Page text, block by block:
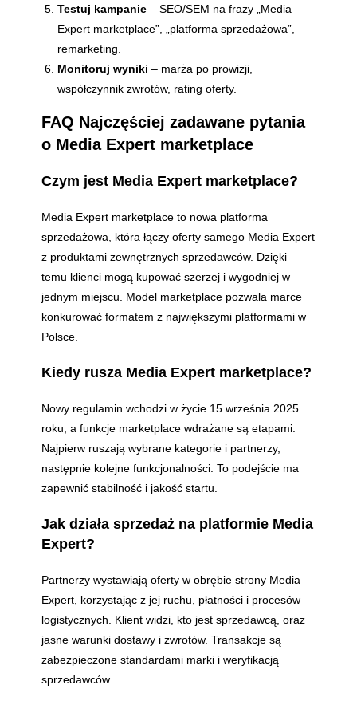
Testuj kampanie – SEO/SEM na frazy „Media
Expert marketplace”, „platforma sprzedażowa”,
remarketing.
Monitoruj wyniki – marża po prowizji,
współczynnik zwrotów, rating oferty.
FAQ Najczęściej zadawane pytania
o Media Expert marketplace
Czym jest Media Expert marketplace?
Media Expert marketplace to nowa platforma
sprzedażowa, która łączy oferty samego Media Expert
z produktami zewnętrznych sprzedawców. Dzięki
temu klienci mogą kupować szerzej i wygodniej w
jednym miejscu. Model marketplace pozwala marce
konkurować formatem z największymi platformami w
Polsce.
Kiedy rusza Media Expert marketplace?
Nowy regulamin wchodzi w życie 15 września 2025
roku, a funkcje marketplace wdrażane są etapami.
Najpierw ruszają wybrane kategorie i partnerzy,
następnie kolejne funkcjonalności. To podejście ma
zapewnić stabilność i jakość startu.
Jak działa sprzedaż na platformie Media
Expert?
Partnerzy wystawiają oferty w obrębie strony Media
Expert, korzystając z jej ruchu, płatności i procesów
logistycznych. Klient widzi, kto jest sprzedawcą, oraz
jasne warunki dostawy i zwrotów. Transakcje są
zabezpieczone standardami marki i weryfikacją
sprzedawców.